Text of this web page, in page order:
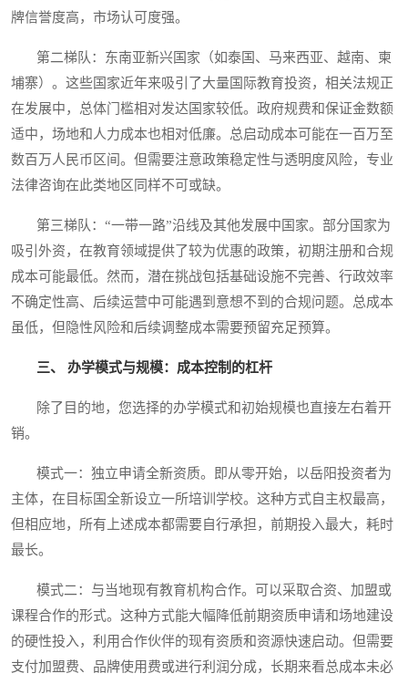
牌信誉度高，市场认可度强。
第二梯队：东南亚新兴国家（如泰国、马来西亚、越南、柬
埔寨）。这些国家近年来吸引了大量国际教育投资，相关法规正
在发展中，总体门槛相对发达国家较低。政府规费和保证金数额
适中，场地和人力成本也相对低廉。总启动成本可能在一百万至
数百万人民币区间。但需要注意政策稳定性与透明度风险，专业
法律咨询在此类地区同样不可或缺。
第三梯队：“一带一路”沿线及其他发展中国家。部分国家为
吸引外资，在教育领域提供了较为优惠的政策，初期注册和合规
成本可能最低。然而，潜在挑战包括基础设施不完善、行政效率
不确定性高、后续运营中可能遇到意想不到的合规问题。总成本
虽低，但隐性风险和后续调整成本需要预留充足预算。
三、 办学模式与规模：成本控制的杠杆
除了目的地，您选择的办学模式和初始规模也直接左右着开
销。
模式一：独立申请全新资质。即从零开始，以岳阳投资者为
主体，在目标国全新设立一所培训学校。这种方式自主权最高，
但相应地，所有上述成本都需要自行承担，前期投入最大，耗时
最长。
模式二：与当地现有教育机构合作。可以采取合资、加盟或
课程合作的形式。这种方式能大幅降低前期资质申请和场地建设
的硬性投入，利用合作伙伴的现有资质和资源快速启动。但需要
支付加盟费、品牌使用费或进行利润分成，长期来看总成本未必